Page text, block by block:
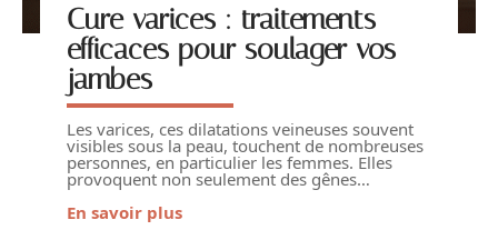
Cure varices : traitements
efficaces pour soulager vos
jambes
Les varices, ces dilatations veineuses souvent
visibles sous la peau, touchent de nombreuses
personnes, en particulier les femmes. Elles
provoquent non seulement des gênes…
En savoir plus